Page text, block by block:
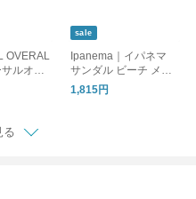
OVERAL
ルオー
ンダル
ンダル U
sale
Ipanema｜イパネマ
サンダル ビーチ メタ
リック ベージュ VIBE
SANDAL（SP824290
1,815円
る